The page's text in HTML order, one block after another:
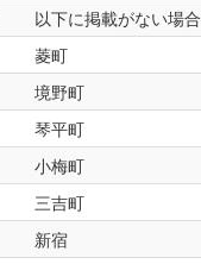
以下に掲載がない場合
菱町
境野町
琴平町
小梅町
三吉町
新宿